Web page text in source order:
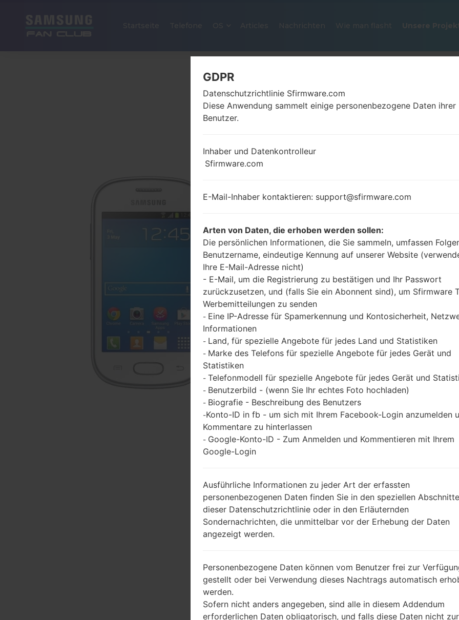
Nachrichten Wie man flasht Unsere
OFFIZIELLER FIRMWARE
Galaxy Fame Lite
Laden Sie das neueste Firmware-Update für
Sie jedoch nicht zu überprüfen, ob die
GT-S6790 entspricht. Der Firmware-Code LYS
Version S6790XXANA2 und CSC-Version
geliefert. Die Betriebssystemversion der
Detalierte Anleitung, wie man die Standart -
gibt es hier
DATEINAME
GT-S6790_LYS_1_20140205114
930_0o3zuolfak
DATEIGRÖSSE 604.25 MiB
OS
CSC AUSFÜHRUNG
BESCHREIBUNG Almadar, Libyana
1.ÜBERPRÜFEN SIE AUF RECAPTCHA
GDPR
Datenschutzrichtlinie Sfirmware.com
Diese Anwendung sammelt einige personenbezogene Daten ihrer
Benutzer.
Inhaber und Datenkontrolleur
Sfirmware.com
E-Mail-Inhaber kontaktieren: support@sfirmware.com
Arten von Daten, die erhoben werden sollen:
Die persönlichen Informationen, die Sie sammeln, umfassen
Benutzername, eindeutige Kennung auf unserer Website
Ihre E-Mail-Adresse nicht)
- E-Mail, um die Registrierung zu bestätigen und Ihr Passwort
zurückzusetzen, und (falls Sie ein Abonnent sind), um Sfirmware
Werbemitteilungen zu senden
- Eine IP-Adresse für Spamerkennung und Kontosicherheit,
Informationen
- Land, für spezielle Angebote für jedes Land und Statistiken
- Marke des Telefons für spezielle Angebote für jedes Gerät und
Statistiken
- Telefonmodell für spezielle Angebote für jedes Gerät und
- Benutzerbild - (wenn Sie Ihr echtes Foto hochladen)
- Biografie - Beschreibung des Benutzers
-Konto-ID in fb - um sich mit Ihrem Facebook-Login anzumelden
Kommentare zu hinterlassen
- Google-Konto-ID - Zum Anmelden und Kommentieren mit Ihrem
Google-Login
Ausführliche Informationen zu jeder Art der erfassten
personenbezogenen Daten finden Sie in den speziellen
dieser Datenschutzrichtlinie oder in den Erläuternden
Sondernachrichten, die unmittelbar vor der Erhebung der Daten
angezeigt werden.
Personenbezogene Daten können vom Benutzer frei zur
gestellt oder bei Verwendung dieses Nachtrags automatisch
werden.
Sofern nicht anders angegeben, sind alle in diesem Addendum
erforderlichen Daten obligatorisch, und falls diese Daten nicht zur